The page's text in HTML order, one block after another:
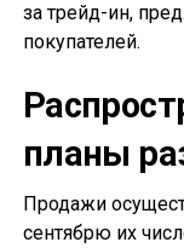
за трейд-ин,
покупателей.
планы
Продажи
сентябрю их